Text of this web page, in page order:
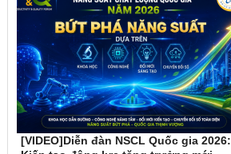
[VIDEO]Diễn đàn NSCL Quốc gia 2026: